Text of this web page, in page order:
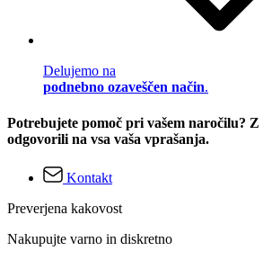
Delujemo na
podnebno ozaveščen način.
Potrebujete pomoč pri vašem naročilu? Z
odgovorili na vsa vaša vprašanja.
Kontakt
Preverjena kakovost
Nakupujte varno in diskretno